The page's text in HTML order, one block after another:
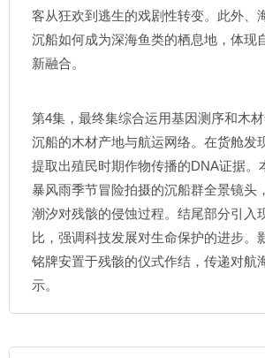
客从狂欢到逃生的戏剧性转变。此外、
沉船如何成为深海鱼类的栖息地，体现
新融合。
第4集，最终集综合运用基因测序和木
沉船的木材产地与航运网络。在货舱发
提取出殖民时期作物传播的DNA证据。
暴风雨季节冒险拍摄的沉船群全景镜头
潮汐对残骸的侵蚀过程。结尾部分引入
比，强调科技发展对生命保护的进步。
铭牌安置于残骸的仪式作结，传递对航
示。